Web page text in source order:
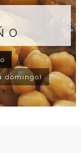
domingo)